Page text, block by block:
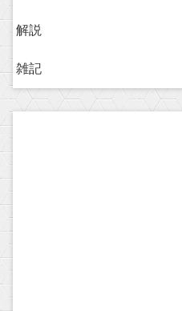
解説
雑記